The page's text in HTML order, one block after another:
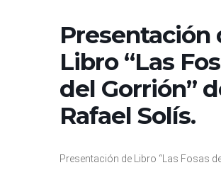
Presentación
Libro “Las
del Gorrión”
Rafael Solís.
Presentación de Libro “Las Fosas